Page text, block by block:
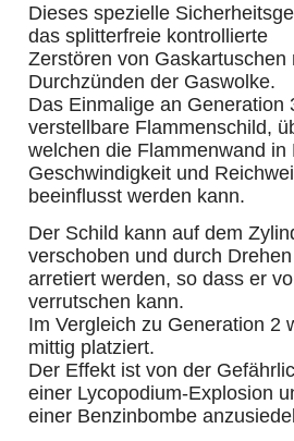
Dieses spezielle
das splitterfreie kontrollierte
Zerstören von Gaskartuschen
Durchzünden der Gaswolke.
Das Einmalige an Generation
verstellbare Flammenschild,
welchen die Flammenwand in
Geschwindigkeit und
beeinflusst werden kann.
Der Schild kann auf dem
verschoben und durch Drehen
arretiert werden, so dass er
verrutschen kann.
Im Vergleich zu Generation 2
mittig platziert.
Der Effekt ist von der
einer Lycopodium-Explosion
einer Benzinbombe